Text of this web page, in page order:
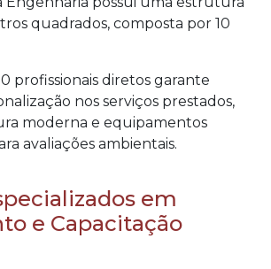
quadrados, composta por 10
profissionais diretos garante
nos serviços prestados,
moderna e equipamentos
avaliações ambientais.
em
e Capacitação